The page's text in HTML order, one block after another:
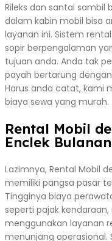
Rileks dan santai sambil
dalam kabin mobil bisa
layanan ini. Sistem
sopir berpengalaman
tujuan anda. Anda tak
payah bertarung
Harus anda catat, kami
biaya sewa yang murah.
Rental Mobil
Enclek Bulanan
Lazimnya, Rental Mobil
memiliki pangsa pasar
Tingginya biaya
seperti pajak
menggunakan layanan
menunjang operasional.